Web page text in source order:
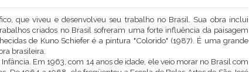
que viveu e desenvolveu seu trabalho no Brasil. Sua obra inclui
criados no Brasil sofreram uma forte influência da paisagem
de Kuno Schiefer é a pintura "Colorido" (1987). É uma grande
brasileira.
Em 1963, com 14 anos de idade, ele veio morar no Brasil com